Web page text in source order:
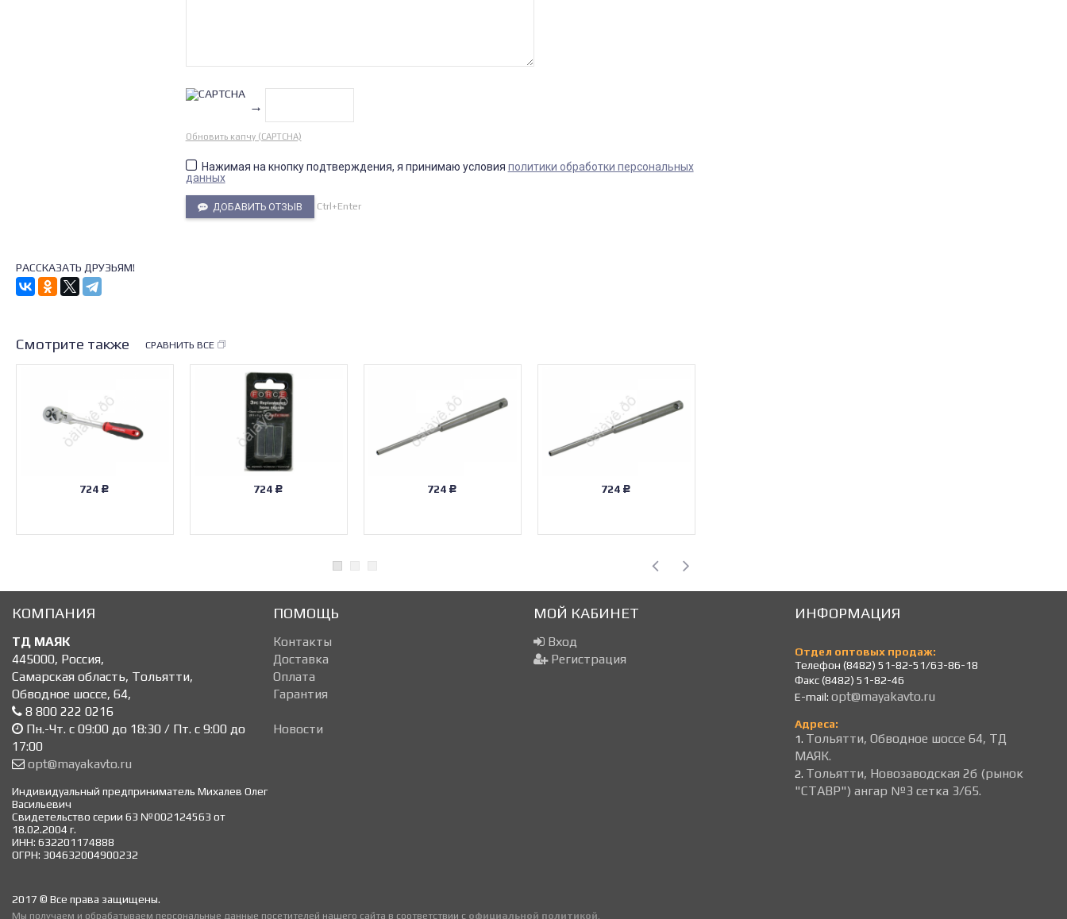
→
Обновить капчу (CAPTCHA)
Нажимая на кнопку подтверждения, я принимаю условия политики обработки персональных
данных
ДОБАВИТЬ ОТЗЫВ Ctrl+Enter
РАССКАЗАТЬ ДРУЗЬЯМ!
Смотрите также СРАВНИТЬ ВСЕ
724 Р 724 Р 724 Р 724 Р
КОМПАНИЯ
ТД МАЯК
445000, Россия,
Самарская область, Тольятти,
Обводное шоссе, 64,
8 800 222 0216
Пн.-Чт. с 09:00 до 18:30 / Пт. с 9:00 до
17:00
opt@mayakavto.ru
Индивидуальный предприниматель Михалев Олег
Васильевич
Свидетельство серии 63 №002124563 от
18.02.2004 г.
ИНН: 632201174888
ОГРН: 304632004900232
ПОМОЩЬ
Контакты
Доставка
Оплата
Гарантия
Новости
МОЙ КАБИНЕТ
Вход
Регистрация
ИНФОРМАЦИЯ
Отдел оптовых продаж:
Телефон (8482) 51-82-51/63-86-18
Факс (8482) 51-82-46
E-mail: opt@mayakavto.ru
Адреса:
1. Тольятти, Обводное шоссе 64, ТД
МАЯК.
2. Тольятти, Новозаводская 2б (рынок
"СТАВР") ангар №3 сетка 3/65.
2017 © Все права защищены.
Мы получаем и обрабатываем персональные данные посетителей нашего сайта в соответствии с официальной политикой.